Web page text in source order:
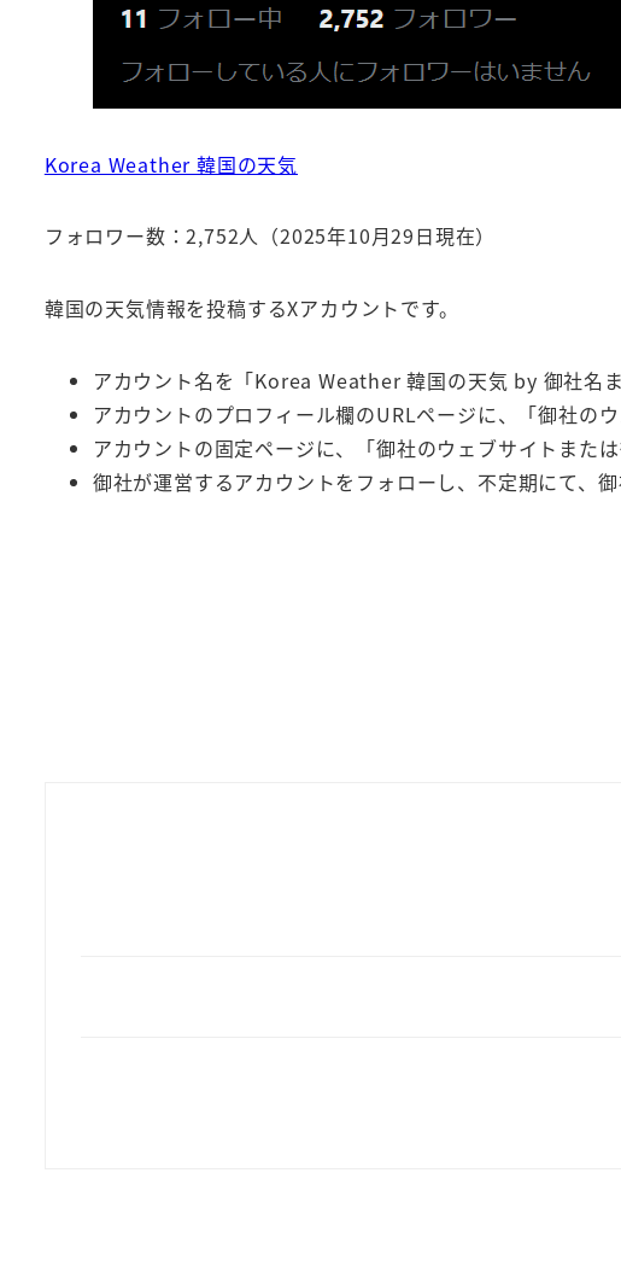
Korea Weather 韓国の天気
フォロワー数：2,752人（2025年10月29日現在）
韓国の天気情報を投稿するXアカウントです。
アカウント名を「Korea Weather 韓国の天気 by 御社名
アカウントのプロフィール欄のURLページに、「御社の
アカウントの固定ページに、「御社のウェブサイトまた
御社が運営するアカウントをフォローし、不定期にて、